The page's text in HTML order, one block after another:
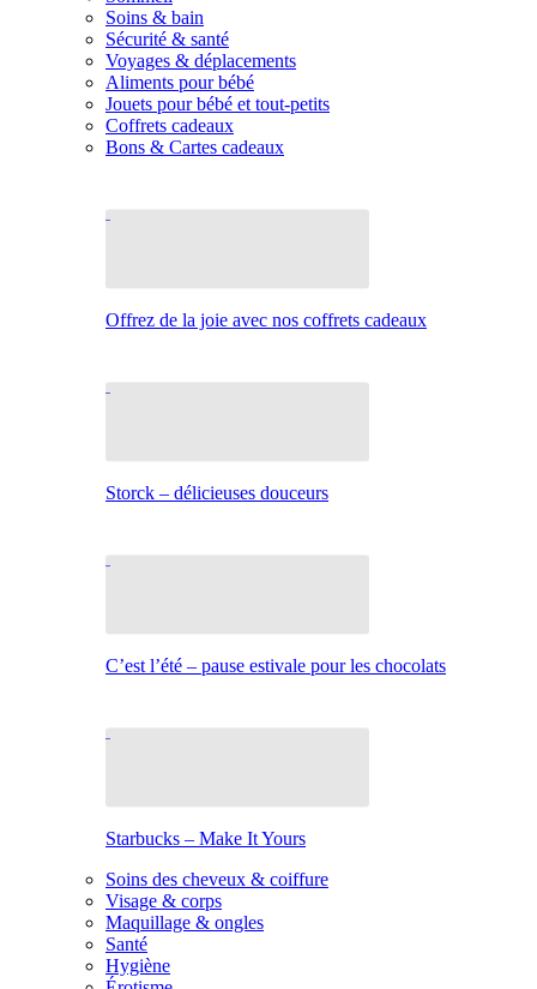
Soins & bain
Sécurité & santé
Voyages & déplacements
Aliments pour bébé
Jouets pour bébé et tout-petits
Coffrets cadeaux
Bons & Cartes cadeaux
Offrez de la joie avec nos coffrets cadeaux
Storck – délicieuses douceurs
C’est l’été – pause estivale pour les chocolats
Starbucks – Make It Yours
Soins des cheveux & coiffure
Visage & corps
Maquillage & ongles
Santé
Hygiène